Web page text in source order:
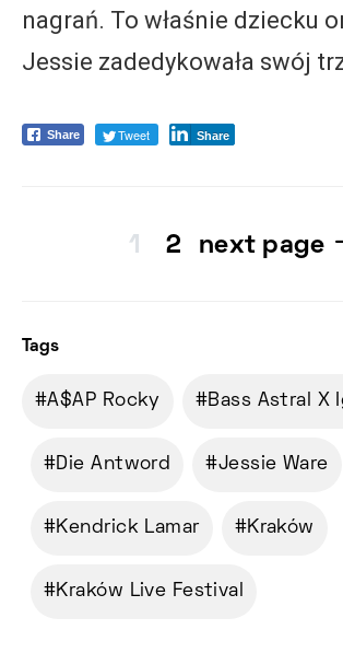
nagrań. To właśnie dziecku
Jessie zadedykowała swój
Share Tweet Share
1 2 next page
Tags
A$AP Rocky Bass Astral X
Die Antword Jessie Ware
Kendrick Lamar Kraków
Kraków Live Festival